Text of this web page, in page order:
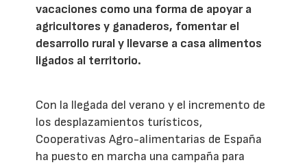
vacaciones como una forma de apoyar a
agricultores y ganaderos, fomentar el
desarrollo rural y llevarse a casa alimentos
ligados al territorio.
Con la llegada del verano y el incremento de
los desplazamientos turísticos,
Cooperativas Agro-alimentarias de España
ha puesto en marcha una campaña para